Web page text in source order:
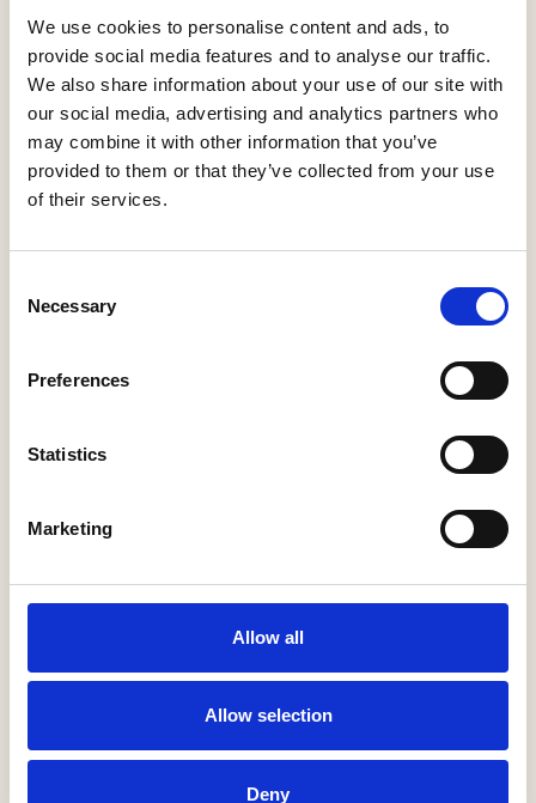
We use cookies to personalise content and ads, to
provide social media features and to analyse our traffic.
We also share information about your use of our site with
our social media, advertising and analytics partners who
may combine it with other information that you’ve
provided to them or that they’ve collected from your use
of their services.
Selection
Necessary
Preferences
Statistics
Marketing
Allow all
Allow selection
Deny
11
De Hoge Heide -
Eten en drinken
De Hoge Heide 2
5251 LA Vlijmen
Conferentiecentrum
5253 VP Nieuwkuijk
Voormalig stadhuis
Pelsestraat 17